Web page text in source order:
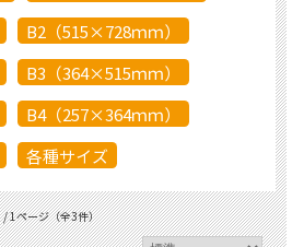
B2（515×728ｍｍ）
B3（364×515ｍｍ）
B4（257×364ｍｍ）
各種サイズ
/ 1ページ（全3件）